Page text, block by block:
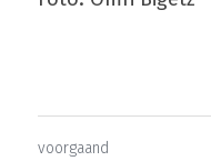
voorgaand